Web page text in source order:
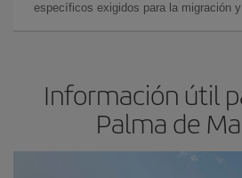
específicos exigidos para la migración
Información útil
Palma de